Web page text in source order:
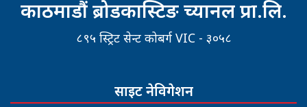
काठमाडौं ब्रोडकास्टिङ च्यानल प्रा.लि.
८९५ स्ट्रिट सेन्ट कोबर्ग VIC - ३०५८
साइट नेविगेशन